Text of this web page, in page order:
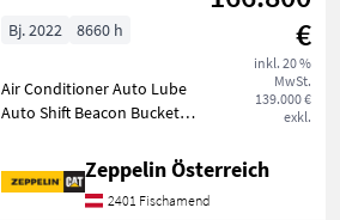
€
inkl. 20 %
MwSt.
139.000 €
exkl.
Bj. 2022 8660 h
Air Conditioner Auto Lube
Auto Shift Beacon Bucket
Online Owner's Manual
Product Link Ride Control
Emissions Level - EU - EU
Zeppelin Österreich
2401 Fischamend